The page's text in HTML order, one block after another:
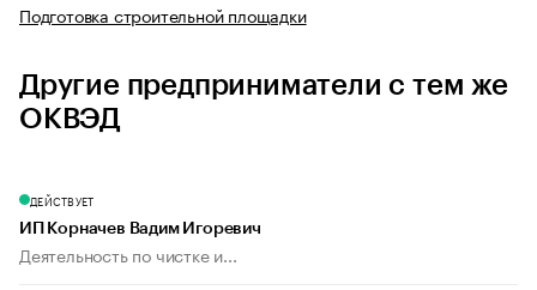
Подготовка строительной площадки
Другие предприниматели с тем же
ОКВЭД
ДЕЙСТВУЕТ
ИП Корначев Вадим Игоревич
Деятельность по чистке и...